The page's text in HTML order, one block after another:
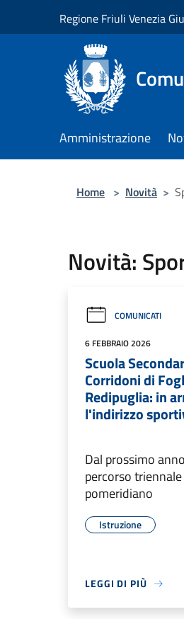
Regione Friuli Venezia
Amministrazione
Home > Novità >
Novità:
COMUNICATI
6 FEBBRAIO 2026
Scuola
Corridoni di
Redipuglia: in
l'indirizzo
Dal prossimo
percorso
pomeridiano
Istruzione
LEGGI DI PIÙ